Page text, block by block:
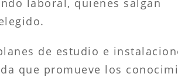
de estudio e
que promueve los